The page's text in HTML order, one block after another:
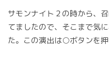
サモンナイト２の時から、
てましたので、そこまで気
た。この演出は○ボタンを押